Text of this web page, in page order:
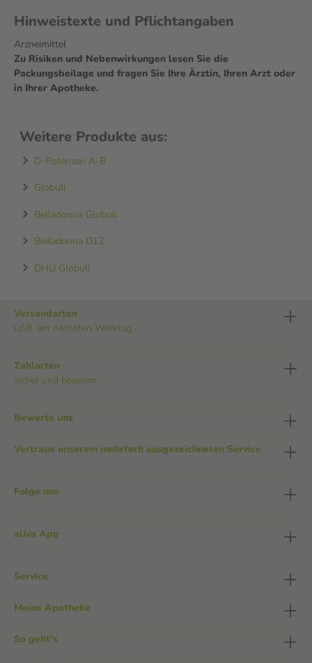
Hinweistexte und Pflichtangaben
Arzneimittel
Zu Risiken und Nebenwirkungen lesen Sie die
Packungsbeilage und fragen Sie Ihre Ärztin, Ihren Arzt oder
in Ihrer Apotheke.
Weitere Produkte aus:
D-Potenzen A-B
Globuli
Belladonna Globuli
Belladonna D12
DHU Globuli
Versandarten
i.d.R. am nächsten Werktag
Zahlarten
sicher und bequem
Bewerte uns
Vertraue unserem mehrfach ausgezeichneten Service
Folge uns
aliva App
Service
Meine Apotheke
So geht's